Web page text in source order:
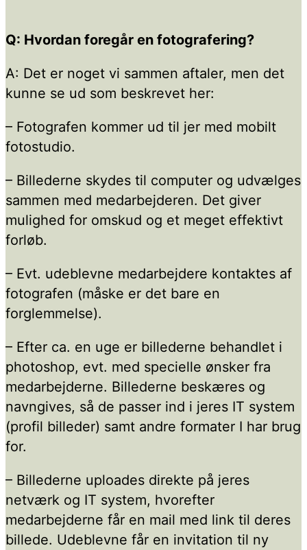
Q: Hvordan foregår en fotografering?
A: Det er noget vi sammen aftaler, men det
kunne se ud som beskrevet her:
– Fotografen kommer ud til jer med mobilt
fotostudio.
– Billederne skydes til computer og udvælges
sammen med medarbejderen. Det giver
mulighed for omskud og et meget effektivt
forløb.
– Evt. udeblevne medarbejdere kontaktes af
fotografen (måske er det bare en
forglemmelse).
– Efter ca. en uge er billederne behandlet i
photoshop, evt. med specielle ønsker fra
medarbejderne. Billederne beskæres og
navngives, så de passer ind i jeres IT system
(profil billeder) samt andre formater I har brug
for.
– Billederne uploades direkte på jeres
netværk og IT system, hvorefter
medarbejderne får en mail med link til deres
billede. Udeblevne får en invitation til ny